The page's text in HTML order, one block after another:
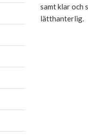
samt klar och
lätthanterlig.